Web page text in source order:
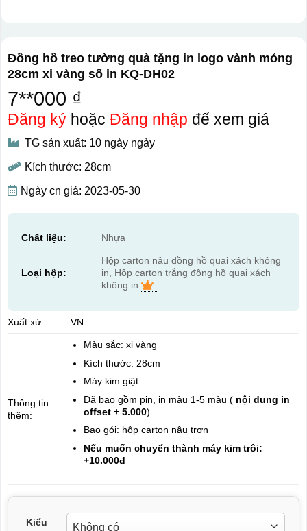
Đồng hồ treo tường quà tặng in logo vành mỏng
28cm xi vàng số in KQ-DH02
7**000 ₫
Đăng kýhoặc Đăng nhập để xem giá
TG sản xuất: 10 ngày ngày
Kích thước: 28cm
Ngày cn giá: 2023-05-30
Chất liệu: Nhựa
Loại hộp:
Hộp carton nâu đồng hồ quai xách không
in, Hộp carton trắng đồng hồ quai xách
không in
Xuất xứ: VN
Thông tin
thêm:
Màu sắc: xi vàng
Kích thước: 28cm
Máy kim giật
Đã bao gồm pin, in màu 1-5 màu ( nội dung in
offset + 5.000)
Bao gói: hộp carton nâu trơn
Nếu muốn chuyển thành máy kim trôi:
+10.000đ
Kiểu